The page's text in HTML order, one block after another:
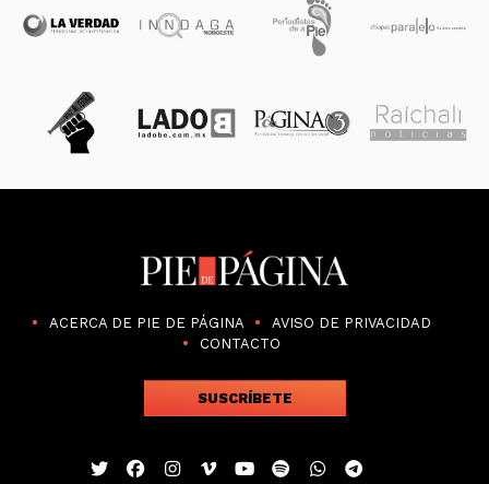
ACERCA DE PIE DE PÁGINA
AVISO DE PRIVACIDAD
CONTACTO
SUSCRÍBETE